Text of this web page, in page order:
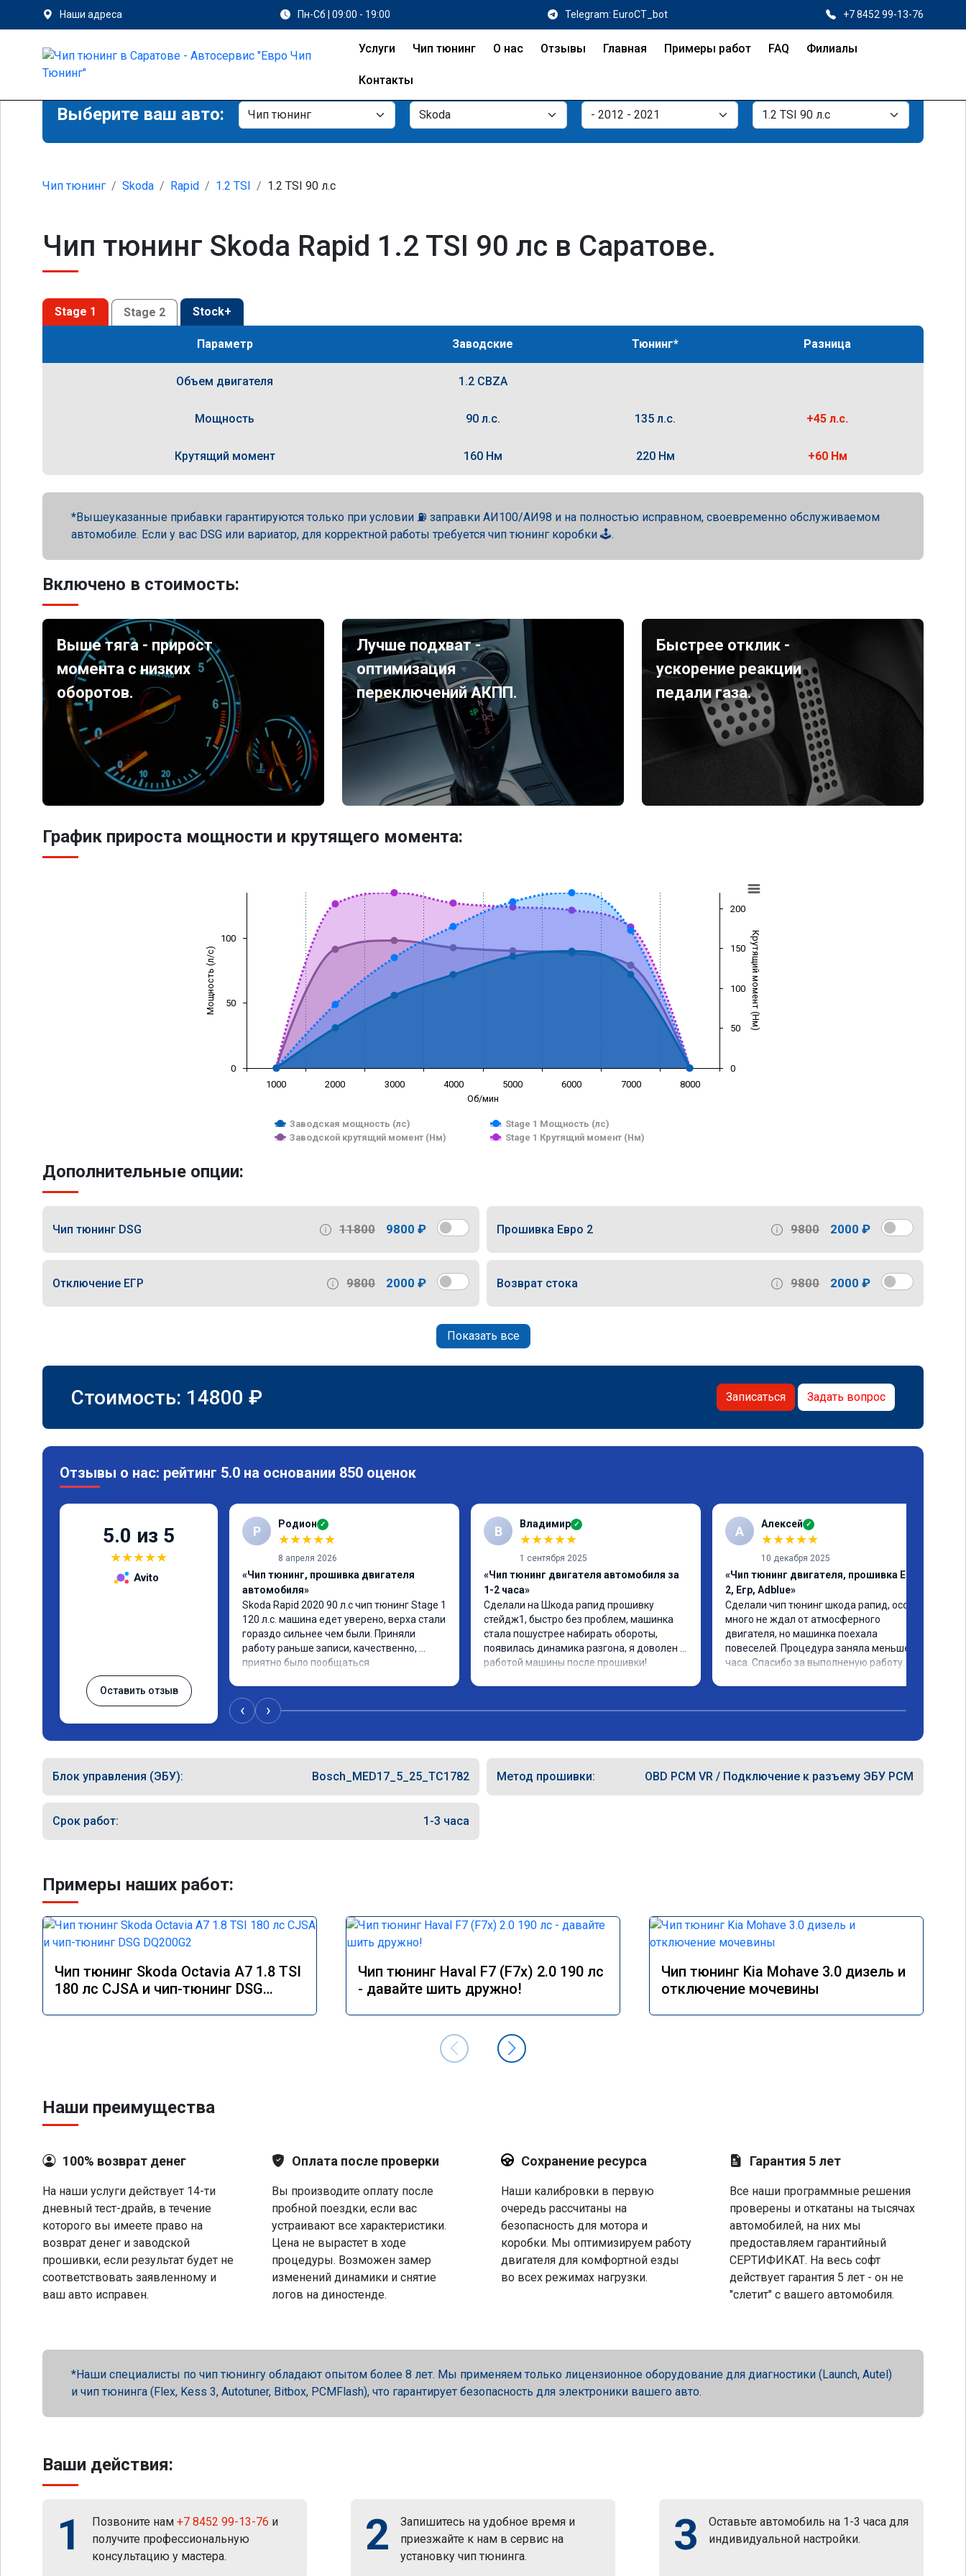
Наши адреса Пн-Сб | 09:00 - 19:00 Telegram: EuroCT_bot +7 8452 99-13-76
Услуги Чип тюнинг О нас Отзывы Главная Примеры работ FAQ Филиалы
Контакты
Выберите ваш авто:
Чип тюнинг Skoda Rapid 1.2 TSI 1.2 TSI 90 л.с
Чип тюнинг Skoda Rapid 1.2 TSI 90 лс в Саратове.
Stage 1 Stage 2 Stock+
Параметр Заводские Тюнинг* Разница
Объем двигателя 1.2 CBZA
Мощность 90 л.с. 135 л.с. +45 л.с.
Крутящий момент 160 Нм 220 Нм +60 Нм
Вышеуказанные прибавки гарантируются только при условии ⛽ заправки АИ100/АИ98 и на полностью исправном, своевременно обслуживаемом
автомобиле. Если у вас DSG или вариатор, для корректной работы требуется чип тюнинг коробки 🕹️.
Включено в стоимость:
Выше тяга - прирост
момента с низких
оборотов.
Лучше подхват -
оптимизация
переключений АКПП.
Быстрее отклик -
ускорение реакции
педали газа.
График прироста мощности и крутящего момента:
Об/мин
Мощность (л/с) Крутящий момент (Нм)
Заводская мощность (лс)
Stage 1 Мощность (лс)
Заводской крутящий момент (Нм)
Stage 1 Крутящий момент (Нм)
1000 2000 3000 4000 5000 6000 7000 8000
0
50
100
0
50
100
150
200
Дополнительные опции:
Чип тюнинг DSG 11800 9800 ₽ Прошивка Евро 2 9800 2000 ₽
Отключение ЕГР 9800 2000 ₽ Возврат стока 9800 2000 ₽
Показать все
Стоимость: 14800 ₽ Записаться Задать вопрос
Отзывы о нас: рейтинг 5.0 на основании 850 оценок
5.0 из 5
★★★★★
Avito
Оставить отзыв
Р Родион ✓
★★★★★
8 апреля 2026
«Чип тюнинг, прошивка двигателя
автомобиля»
Skoda Rapid 2020 90 л.с чип тюнинг Stage 1
120 л.с. машина едет уверено, верха стали
гораздо сильнее чем были. Приняли
работу раньше записи, качественно,
приятно было пообщаться
В Владимир ✓
★★★★★
1 сентября 2025
«Чип тюнинг двигателя автомобиля за
1-2 часа»
Сделали на Шкода рапид прошивку
стейдж1, быстро без проблем, машинка
стала пошустрее набирать обороты,
появилась динамика разгона, я доволен
работой машины после прошивки!
А Алексей ✓
★★★★★
10 декабря 2025
«Чип тюнинг двигателя, прошивка Евро
2, Егр, Adblue»
Сделали чип тюнинг шкода рапид, особо
много не ждал от атмосферного
двигателя, но машинка поехала
повеселей. Процедура заняла меньше
часа. Спасибо за выполненую работу.
‹ ›
Блок управления (ЭБУ): Bosch_MED17_5_25_TC1782 Метод прошивки: OBD PCM VR / Подключение к разъему ЭБУ PCM
Срок работ: 1-3 часа
Примеры наших работ:
Чип тюнинг Skoda Octavia A7 1.8 TSI
180 лс CJSA и чип-тюнинг DSG
Чип тюнинг Haval F7 (F7x) 2.0 190 лс
- давайте шить дружно!
Чип тюнинг Kia Mohave 3.0 дизель и
отключение мочевины
Наши преимущества
100% возврат денег
На наши услуги действует 14-ти
дневный тест-драйв, в течение
которого вы имеете право на
возврат денег и заводской
прошивки, если результат будет не
соответствовать заявленному и
ваш авто исправен.
Оплата после проверки
Вы производите оплату после
пробной поездки, если вас
устраивают все характеристики.
Цена не вырастет в ходе
процедуры. Возможен замер
изменений динамики и снятие
логов на диностенде.
Сохранение ресурса
Наши калибровки в первую
очередь рассчитаны на
безопасность для мотора и
коробки. Мы оптимизируем работу
двигателя для комфортной езды
во всех режимах нагрузки.
Гарантия 5 лет
Все наши программные решения
проверены и откатаны на тысячах
автомобилей, на них мы
предоставляем гарантийный
СЕРТИФИКАТ. На весь софт
действует гарантия 5 лет - он не
"слетит" с вашего автомобиля.
Наши специалисты по чип тюнингу обладают опытом более 8 лет. Мы применяем только лицензионное оборудование для диагностики (Launch, Autel)
и чип тюнинга (Flex, Kess 3, Autotuner, Bitbox, PCMFlash), что гарантирует безопасность для электроники вашего авто.
Ваши действия:
1 Позвоните нам +7 8452 99-13-76 и
получите профессиональную
консультацию у мастера.
2
Запишитесь на удобное время и
приезжайте к нам в сервис на
установку чип тюнинга.
3
Оставьте автомобиль на 1-3 часа для
индивидуальной настройки.